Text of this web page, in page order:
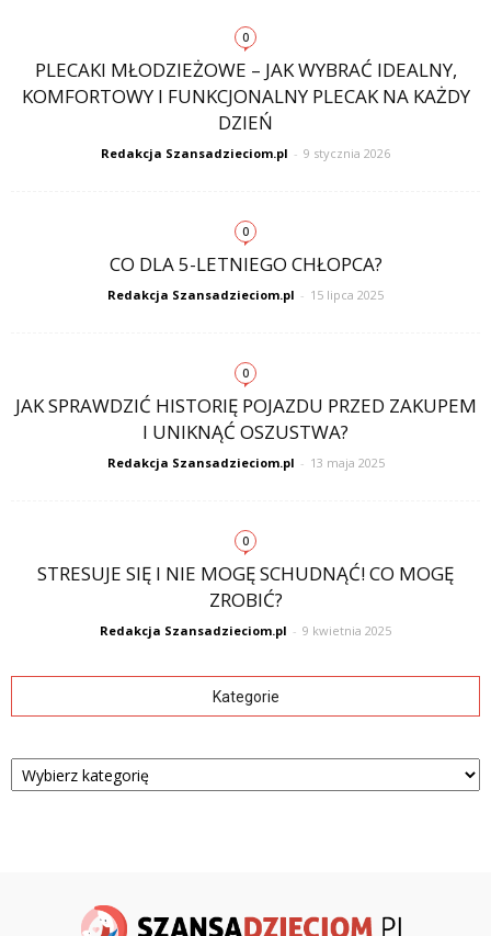
0
PLECAKI MŁODZIEŻOWE – JAK WYBRAĆ IDEALNY,
KOMFORTOWY I FUNKCJONALNY PLECAK NA KAŻDY
DZIEŃ
Redakcja Szansadzieciom.pl - 9 stycznia 2026
0
CO DLA 5-LETNIEGO CHŁOPCA?
Redakcja Szansadzieciom.pl - 15 lipca 2025
0
JAK SPRAWDZIĆ HISTORIĘ POJAZDU PRZED ZAKUPEM
I UNIKNĄĆ OSZUSTWA?
Redakcja Szansadzieciom.pl - 13 maja 2025
0
STRESUJE SIĘ I NIE MOGĘ SCHUDNĄĆ! CO MOGĘ
ZROBIĆ?
Redakcja Szansadzieciom.pl - 9 kwietnia 2025
Kategorie
Kategorie